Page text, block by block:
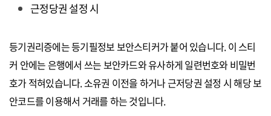
근정당권 설정 시
등기권리증에는 등기필정보 보안스티커가 붙어 있습니다. 이 스티
커 안에는 은행에서 쓰는 보안카드와 유사하게 일련번호와 비밀번
호가 적혀있습니다. 소유권 이전을 하거나 근저당권 설정 시 해당 보
안코드를 이용해서 거래를 하는 것입니다.